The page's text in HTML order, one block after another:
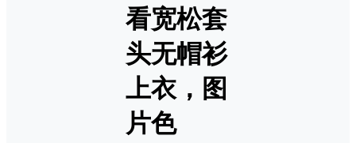
看宽松套
头无帽衫
上衣，图
片色